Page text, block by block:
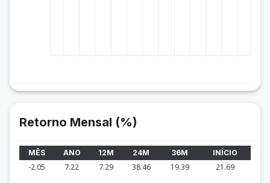
Retorno Mensal (%)
MÊS ANO 12M 24M 36M INÍCIO
-2.05 7.22 7.29 38.46 19.39 21.69